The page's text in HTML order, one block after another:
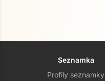
Seznamka
Profily seznamky